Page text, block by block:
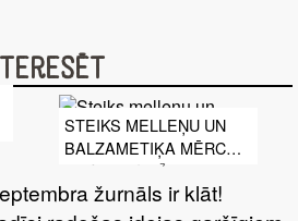
STEIKS MELLEŅU UN
BALZAMETIĶA MĒRCĒ
AR KOREJIEŠU GURĶU
SALĀTIEM
žurnāls ir klāt!